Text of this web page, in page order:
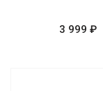
3 999 ₽